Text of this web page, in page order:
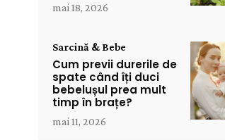
mai 18, 2026
Sarcină & Bebe
Cum previi durerile de
spate când îți duci
bebelușul prea mult
timp în brațe?
mai 11, 2026